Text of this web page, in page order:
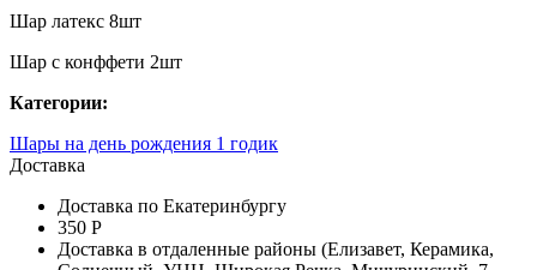
Шар латекс 8шт
Шар с конффети 2шт
Категории:
Шары на день рождения 1 годик
Доставка
Доставка по Екатеринбургу
350 Р
Доставка в отдаленные районы (Елизавет, Керамика,